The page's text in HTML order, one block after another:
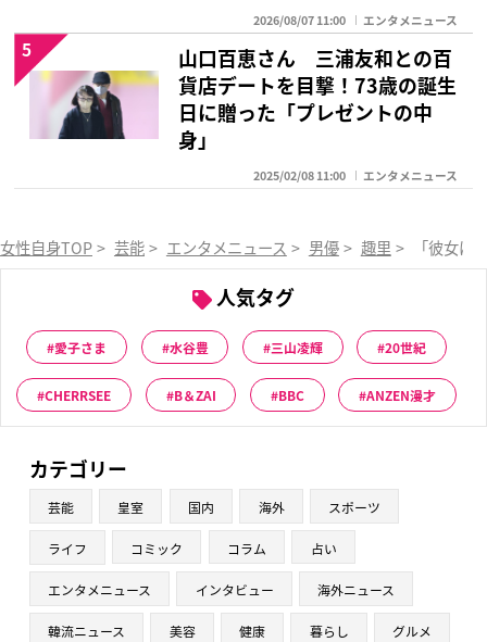
2026/08/07 11:00 エンタメニュース
山口百恵さん 三浦友和との百
貨店デートを目撃！73歳の誕生
日に贈った「プレゼントの中
身」
2025/02/08 11:00 エンタメニュース
5
女性自身TOP > 芸能 > エンタメニュース > 男優 > 趣里 > 「彼女
人気タグ
愛子さま 水谷豊 三山凌輝 20世紀
CHERRSEE B＆ZAI BBC ANZEN漫才
カテゴリー
芸能 皇室 国内 海外 スポーツ
ライフ コミック コラム 占い
エンタメニュース インタビュー 海外ニュース
韓流ニュース 美容 健康 暮らし グルメ